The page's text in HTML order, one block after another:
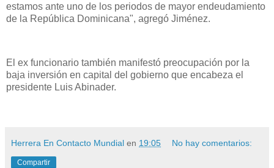
estamos ante uno de los periodos de mayor endeudamiento
de la República Dominicana", agregó Jiménez.
El ex funcionario también manifestó preocupación por la
baja inversión en capital del gobierno que encabeza el
presidente Luis Abinader.
Herrera En Contacto Mundial en 19:05 No hay comentarios:
Compartir